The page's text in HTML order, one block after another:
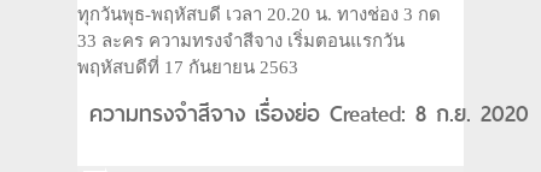
ทุกวันพุธ-พฤหัสบดี เวลา 20.20 น. ทางช่อง 3 กด
33 ละคร ความทรงจำสีจาง เริ่มตอนแรกวัน
พฤหัสบดีที่ 17 กันยายน 2563
ความทรงจำสีจาง เรื่องย่อ Created: 8 ก.ย. 2020